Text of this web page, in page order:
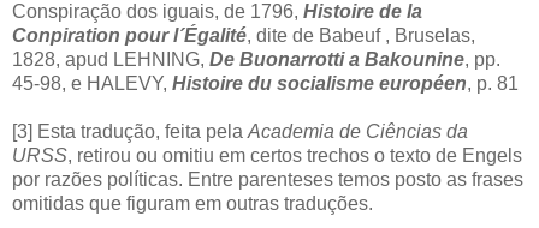
Conspiração dos iguais, de 1796, Histoire de la
Conpiration pour l´Égalité, dite de Babeuf , Bruselas,
1828, apud LEHNING, De Buonarrotti a Bakounine, pp.
45-98, e HALEVY, Histoire du socialisme européen, p. 81
[3] Esta tradução, feita pela Academia de Ciências da
URSS, retirou ou omitiu em certos trechos o texto de Engels
por razões políticas. Entre parenteses temos posto as frases
omitidas que figuram em outras traduções.